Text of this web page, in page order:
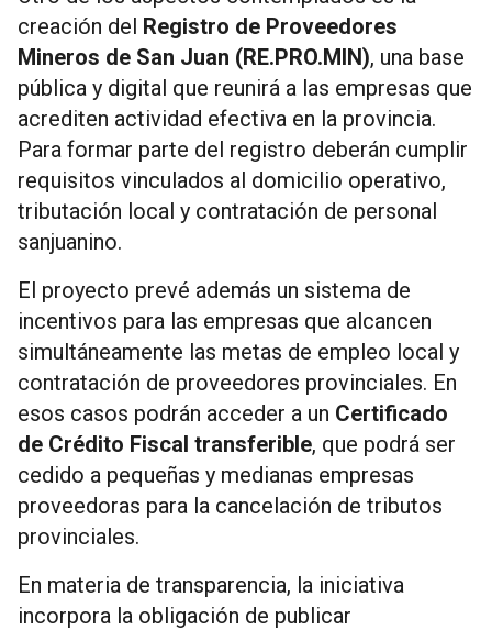
creación del Registro de Proveedores
Mineros de San Juan (RE.PRO.MIN), una base
pública y digital que reunirá a las empresas que
acrediten actividad efectiva en la provincia.
Para formar parte del registro deberán cumplir
requisitos vinculados al domicilio operativo,
tributación local y contratación de personal
sanjuanino.
El proyecto prevé además un sistema de
incentivos para las empresas que alcancen
simultáneamente las metas de empleo local y
contratación de proveedores provinciales. En
esos casos podrán acceder a un Certificado
de Crédito Fiscal transferible, que podrá ser
cedido a pequeñas y medianas empresas
proveedoras para la cancelación de tributos
provinciales.
En materia de transparencia, la iniciativa
incorpora la obligación de publicar